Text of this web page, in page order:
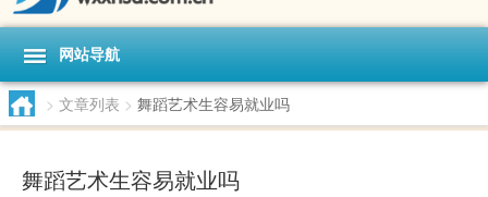
网站导航
> 文章列表 > 舞蹈艺术生容易就业吗
舞蹈艺术生容易就业吗